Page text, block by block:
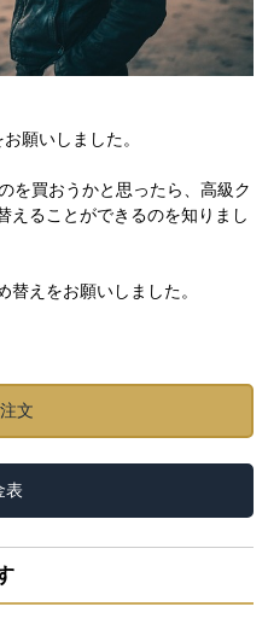
願いしました。
を買おうかと思ったら、高級ク
えることができるのを知りまし
えをお願いしました。
文
表